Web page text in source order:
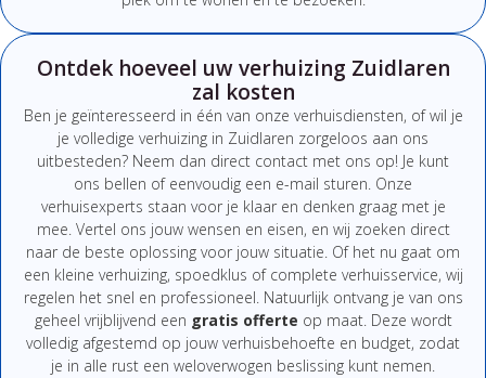
Ontdek hoeveel uw verhuizing Zuidlaren
zal kosten
Ben je geïnteresseerd in één van onze verhuisdiensten, ofwil je
je volledige verhuizing in Zuidlaren zorgeloos aan ons
uitbesteden? Neem dan direct contact met ons op! Je kunt
ons bellen of eenvoudig een e-mail sturen. Onze
verhuisexperts staan voor je klaar en denken graag met je
mee. Vertel ons jouw wensen en eisen, en wij zoeken direct
naar de beste oplossing voor jouw situatie. Of het nu gaat om
een kleine verhuizing, spoedklus of complete verhuisservice, wij
regelen het snel en professioneel. Natuurlijk ontvang je van ons
geheel vrijblijvend een gratis offerte op maat. Deze wordt
volledig afgestemd op jouw verhuisbehoefte en budget, zodat
je in alle rust een weloverwogen beslissing kunt nemen.